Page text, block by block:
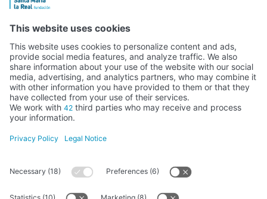
Activity subsidised by the Ministry of Education, Culture and Sports
FUNDACIÓN SANTA MARÍA LA REAL DEL PATRIMONIO HISTÓRICO –
Avda. Ronda, 1-3. 34.800 Aguilar de Campoo (Palencia) | 979 125 000 –